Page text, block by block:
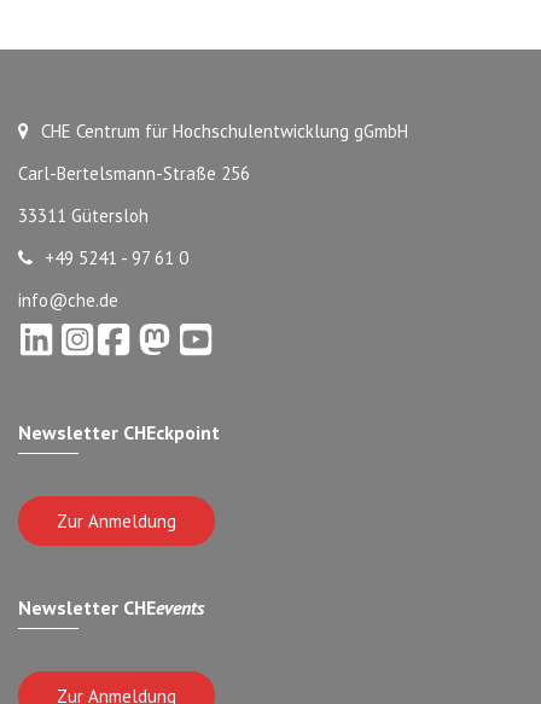
CHE Centrum für Hochschulentwicklung gGmbH
Carl-Bertelsmann-Straße 256
33311 Gütersloh
+49 5241 - 97 61 0
info@che.de
Newsletter CHEckpoint
Zur Anmeldung
Newsletter CHEevents
Zur Anmeldung